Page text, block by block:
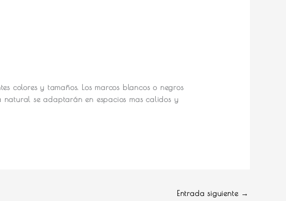
colores y tamaños. Los marcos blancos o negros
natural se adaptarán en espacios mas calidos y
Entrada siguiente →